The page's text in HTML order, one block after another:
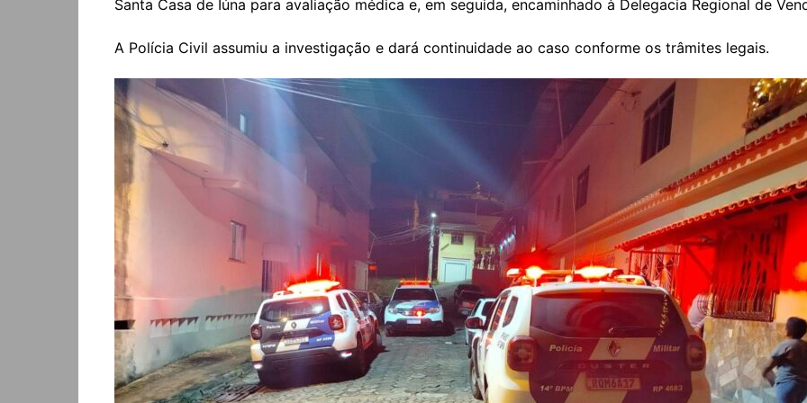
Santa Casa de Iúna para avaliação médica e, em seguida, encaminhado à Delegacia Regional de
A Polícia Civil assumiu a investigação e dará continuidade ao caso conforme os trâmites legais.